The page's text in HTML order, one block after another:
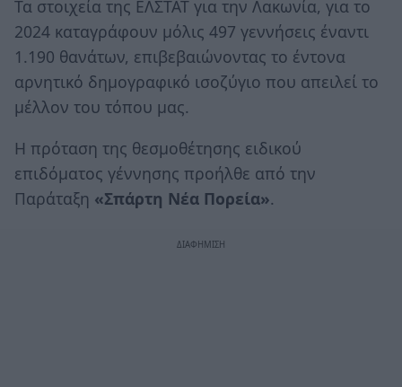
Τα στοιχεία της ΕΛΣΤΑΤ για την Λακωνία, για το
2024 καταγράφουν μόλις 497 γεννήσεις έναντι
1.190 θανάτων, επιβεβαιώνοντας το έντονα
αρνητικό δημογραφικό ισοζύγιο που απειλεί το
μέλλον του τόπου μας.
Η πρόταση της θεσμοθέτησης ειδικού
επιδόματος γέννησης προήλθε από την
Παράταξη «Σπάρτη Νέα Πορεία».